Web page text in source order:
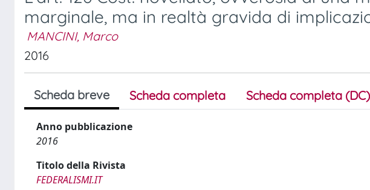
marginale, ma in realtà gravida di
MANCINI, Marco
2016
Scheda breve Scheda completa Scheda completa (DC)
Anno pubblicazione
2016
Titolo della Rivista
FEDERALISMI.IT